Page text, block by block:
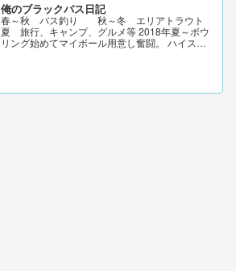
俺のブラックバス日記
春～秋 バス釣り 秋～冬 エリアトラウト
夏 旅行、キャンプ、グルメ等 2018年夏～ボウ
リング始めてマイボール用意し奮闘。 ハイスコ